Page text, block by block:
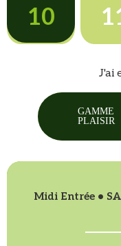
10
J'ai
GAMME
PLAISIR
Midi Entrée •